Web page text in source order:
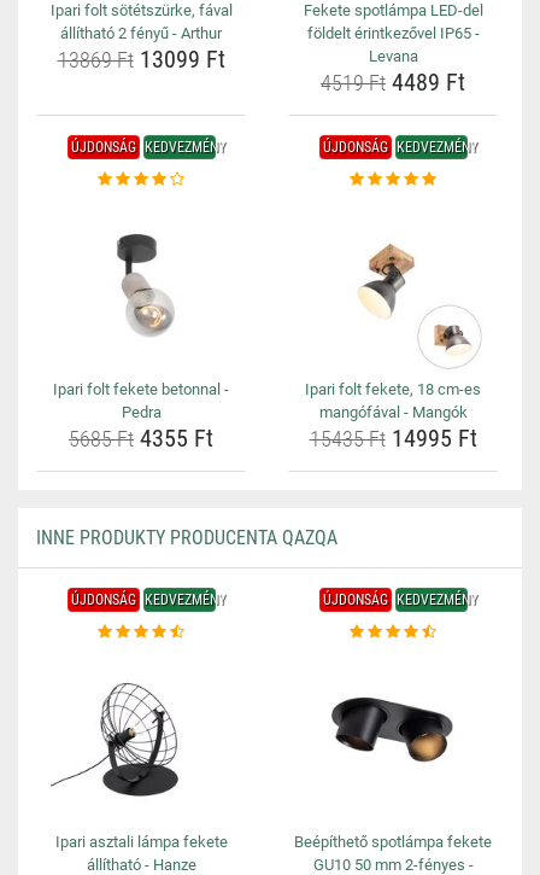
Ipari folt sötétszürke, fával
állítható 2 fényű - Arthur
13869 Ft13099 Ft
Fekete spotlámpa LED-del
földelt érintkezővel IP65 -
Levana
4519 Ft 4489 Ft
ÚJDONSÁG KEDVEZMÉNY
Ipari folt fekete betonnal -
Pedra
5685 Ft 4355 Ft
ÚJDONSÁG KEDVEZMÉNY
Ipari folt fekete, 18 cm-es
mangófával - Mangók
15435 Ft14995 Ft
INNE PRODUKTY PRODUCENTA QAZQA
ÚJDONSÁG KEDVEZMÉNY
Ipari asztali lámpa fekete
állítható - Hanze
ÚJDONSÁG KEDVEZMÉNY
Beépíthető spotlámpa fekete
GU10 50 mm 2-fényes -